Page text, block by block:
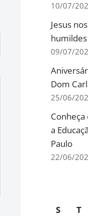
10/07/
Jesus
humildes
09/07/
Dom
25/06/
a
Paulo
22/06/
S
T